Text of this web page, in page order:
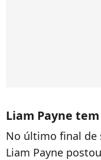
Liam Payne
No último final de
Liam Payne